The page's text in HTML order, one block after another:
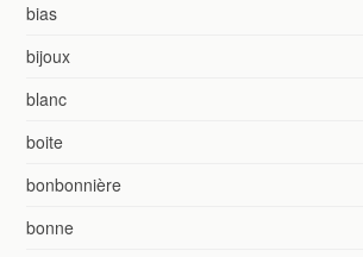
bias
bijoux
blanc
boite
bonbonnière
bonne